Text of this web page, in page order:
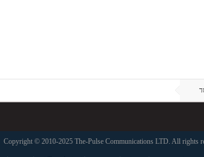
Copyright © 2010-2025 The-Pulse Communications LTD. All rights